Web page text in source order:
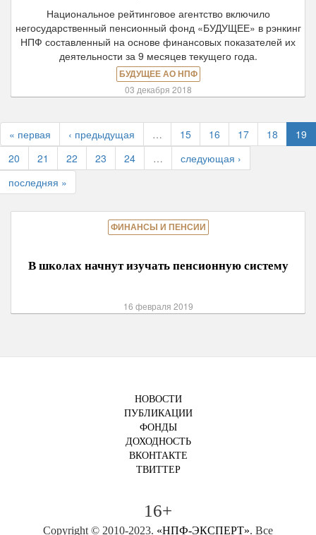
Национальное рейтинговое агентство включило
негосударственный пенсионный фонд «БУДУЩЕЕ» в рэнкинг
НПФ составленный на основе финансовых показателей их
деятельности за 9 месяцев текущего года.
БУДУЩЕЕ АО НПФ
03 декабря 2018
« первая ‹ предыдущая … 15 16 17 18
19
20
21 22 23 24 …
следующая ›
последняя »
ФИНАНСЫ И ПЕНСИИ
В школах начнут изучать пенсионную систему
16 февраля 2019
НОВОСТИ
ПУБЛИКАЦИИ
ФОНДЫ
ДОХОДНОСТЬ
ВКОНТАКТЕ
ТВИТТЕР
16+
Copyright © 2010-2023. «НПФ-ЭКСПЕРТ». Все